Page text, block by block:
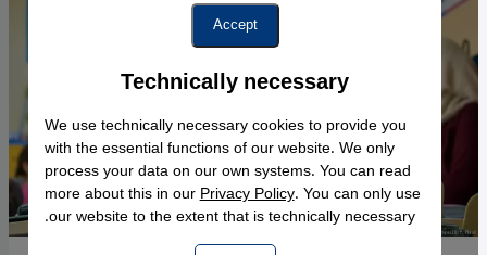
Technically necessary
We use technically necessary cookies to provide you
with the essential functions of our website. We only
process your data on our own systems. You can read
more about this in ourPrivacy Policy. You can only use
our website to the extent that is technically necessary.
Google Maps Embed
Accept